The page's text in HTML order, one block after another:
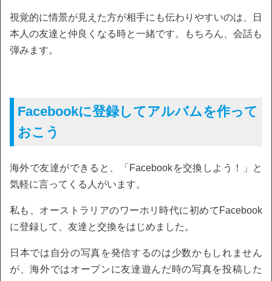
視覚的に情景が見えた方が相手にも伝わりやすいのは、日
本人の友達と仲良くなる時と一緒です。もちろん、会話も
弾みます。
Facebookに登録してアルバムを作って
おこう
海外で友達ができると、「Facebookを交換しよう！」と
気軽に言ってくる人がいます。
私も、オーストラリアのワーホリ時代に初めてFacebook
に登録して、友達と交換をはじめました。
日本では自分の写真を発信するのは少数かもしれません
が、海外ではオープンに友達遊んだ時の写真を投稿した